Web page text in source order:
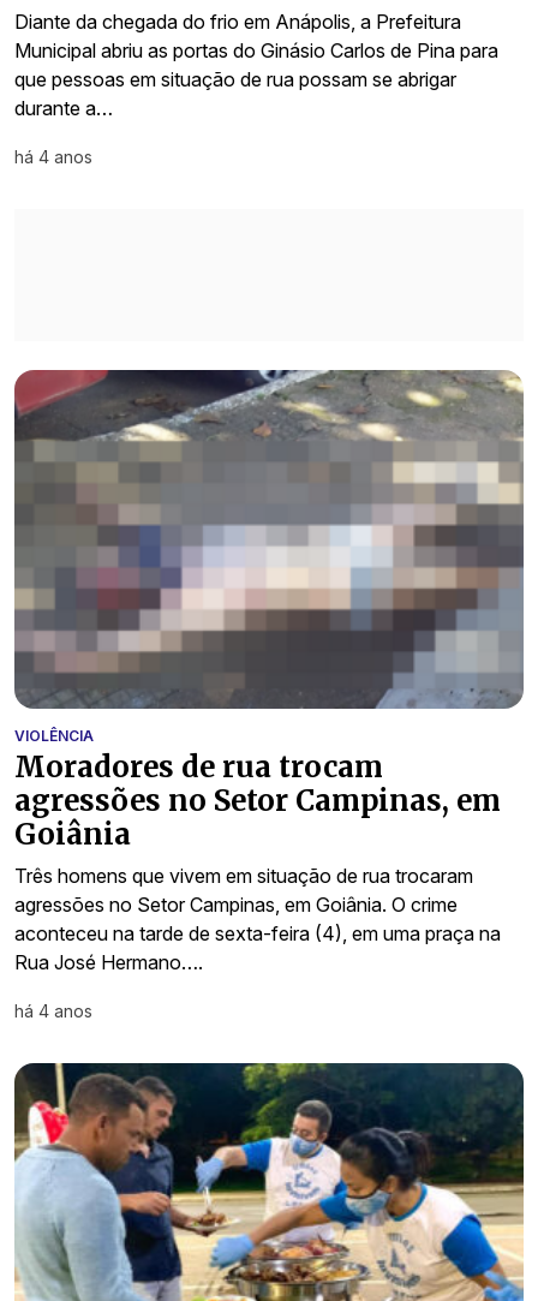
Diante da chegada do frio em Anápolis, a Prefeitura
Municipal abriu as portas do Ginásio Carlos de Pina para
que pessoas em situação de rua possam se abrigar
durante a…
há 4 anos
VIOLÊNCIA
Moradores de rua trocam
agressões no Setor Campinas, em
Goiânia
Três homens que vivem em situação de rua trocaram
agressões no Setor Campinas, em Goiânia. O crime
aconteceu na tarde de sexta-feira (4), em uma praça na
Rua José Hermano….
há 4 anos